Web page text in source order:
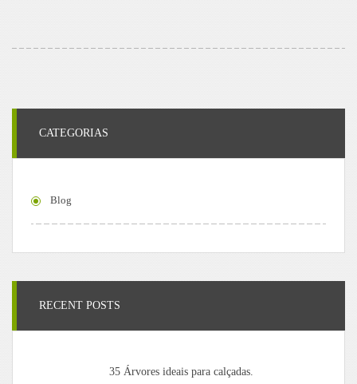
CATEGORIAS
Blog
RECENT POSTS
35 Árvores ideais para calçadas.